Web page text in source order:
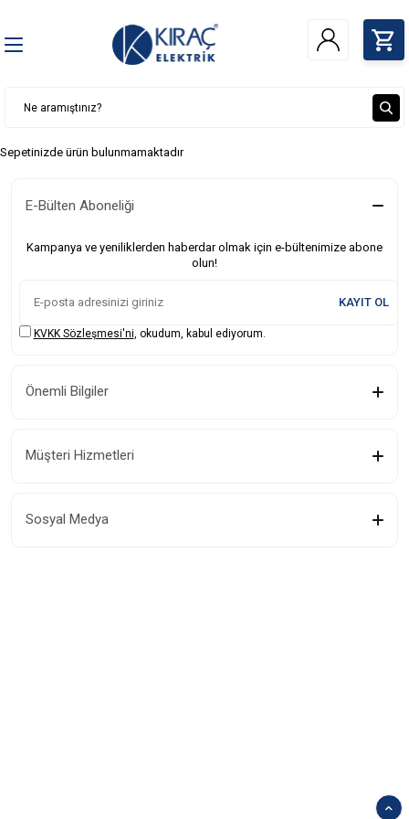
Sepetinizde ürün bulunmamaktadır
E-Bülten Aboneliği
Kampanya ve yeniliklerden haberdar olmak için e-bültenimize abone
olun!
KAYIT OL
KVKK Sözleşmesi'ni , okudum, kabul ediyorum.
Önemli Bilgiler
Müşteri Hizmetleri
Sosyal Medya